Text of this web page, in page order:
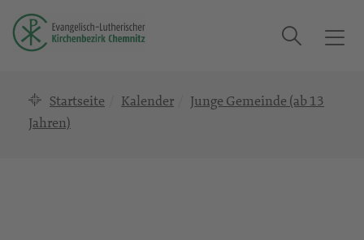
T
Suche
Startseite Kalender
Junge Gemeinde (ab 13
Jahren)